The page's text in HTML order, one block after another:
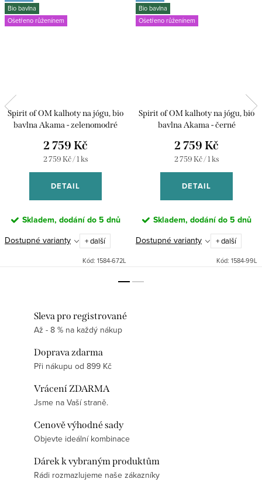
Bio bavlna
Ošetřeno růženínem
Spirit of OM kalhoty na jógu, bio
bavlna Akama - zelenomodré
2 759 Kč
Měrná
cena:
2 759 Kč / 1 ks
DETAIL
Skladem, dodání do 5 dnů
Dostupné varianty + další
Kód: 1584-672L
Bio bavlna
Ošetřeno růženínem
Spirit of OM kalhoty na jógu, bio
bavlna Akama - černé
2 759 Kč
Měrná
cena:
2 759 Kč / 1 ks
DETAIL
Skladem, dodání do 5 dnů
Dostupné varianty + další
Kód: 1584-99L
Sleva pro registrované
Až - 8 % na každý nákup
Doprava zdarma
Při nákupu od 899 Kč
Vrácení ZDARMA
Jsme na Vaší straně.
Cenově výhodné sady
Objevte ideální kombinace
Dárek k vybraným produktům
Rádi rozmazlujeme naše zákazníky